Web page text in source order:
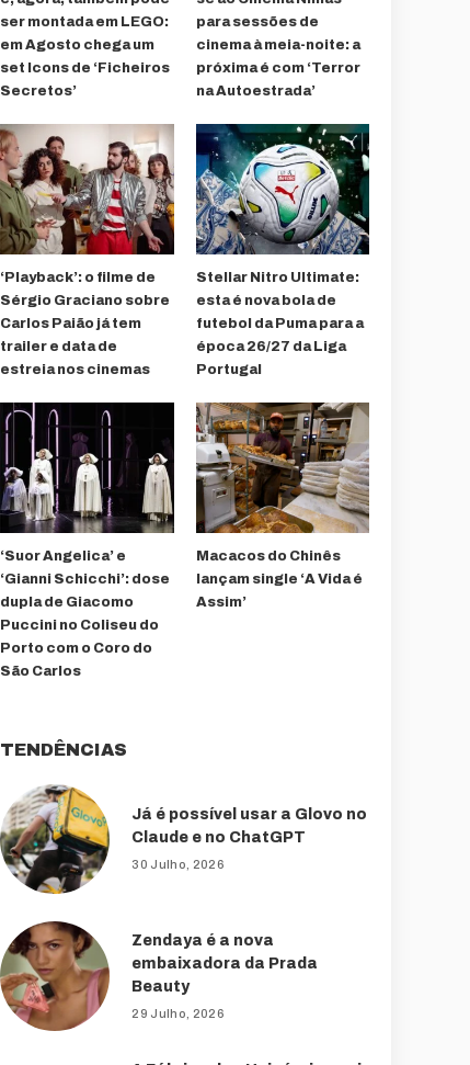
ser montada em LEGO:
em Agosto chega um
set Icons de ‘Ficheiros
Secretos’
para sessões de
cinema à meia-noite: a
próxima é com ‘Terror
na Autoestrada’
‘Playback’: o filme de
Sérgio Graciano sobre
Carlos Paião já tem
trailer e data de
estreia nos cinemas
Stellar Nitro Ultimate:
esta é nova bola de
futebol da Puma para a
época 26/27 da Liga
Portugal
‘Suor Angelica’ e
‘Gianni Schicchi’: dose
dupla de Giacomo
Puccini no Coliseu do
Porto com o Coro do
São Carlos
Macacos do Chinês
lançam single ‘A Vida é
Assim’
TENDÊNCIAS
Já é possível usar a Glovo no
Claude e no ChatGPT
30 Julho, 2026
Zendaya é a nova
embaixadora da Prada
Beauty
29 Julho, 2026